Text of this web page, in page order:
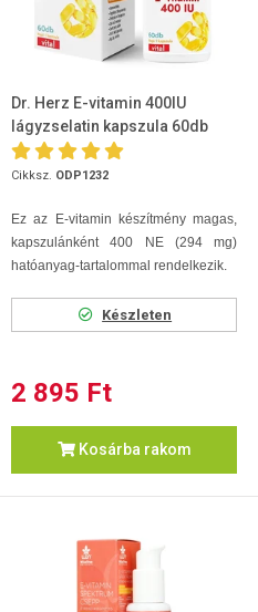
Dr. Herz E-vitamin 400IU
lágyzselatin kapszula 60db
Cikksz. ODP1232
Ez az E-vitamin készítmény magas,
kapszulánként 400 NE (294 mg)
hatóanyag-tartalommal rendelkezik.
Készleten
2 895 Ft
Kosárba rakom